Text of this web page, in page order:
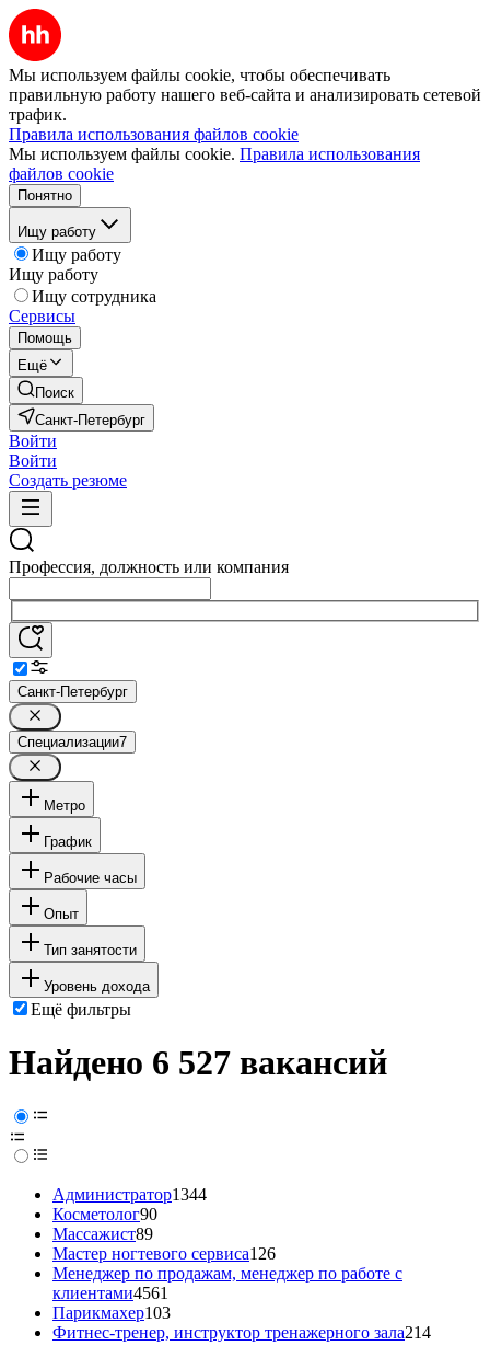
Мы используем файлы cookie, чтобы обеспечивать
правильную работу нашего веб-сайта и анализировать сетевой
трафик.
Правила использования файлов cookie
Мы используем файлы cookie. Правила использования
файлов cookie
Понятно
Ищу работу
Ищу работу
Ищу работу
Ищу сотрудника
Сервисы
Помощь
Ещё
Поиск
Санкт-Петербург
Войти
Войти
Создать резюме
Профессия, должность или компания
Санкт-Петербург
Специализации7
Метро
График
Рабочие часы
Опыт
Тип занятости
Уровень дохода
Ещё фильтры
Найдено 6 527 вакансий
Администратор1344
Косметолог90
Массажист89
Мастер ногтевого сервиса126
Менеджер по продажам, менеджер по работе с
клиентами4561
Парикмахер103
Фитнес-тренер, инструктор тренажерного зала214